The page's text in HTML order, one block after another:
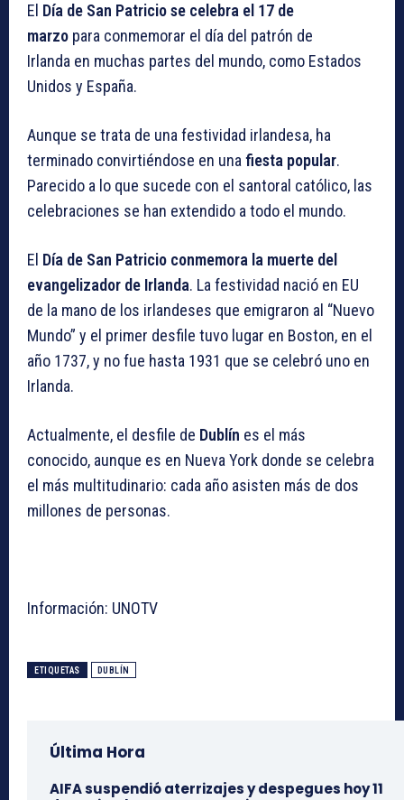
El Día de San Patricio se celebra el 17 de
marzo para conmemorar el día del patrón de
Irlanda en muchas partes del mundo, como Estados
Unidos y España.
Aunque se trata de una festividad irlandesa, ha
terminado convirtiéndose en una fiesta popular.
Parecido a lo que sucede con el santoral católico, las
celebraciones se han extendido a todo el mundo.
El Día de San Patricio conmemora la muerte del
evangelizador de Irlanda. La festividad nació en EU
de la mano de los irlandeses que emigraron al “Nuevo
Mundo” y el primer desfile tuvo lugar en Boston, en el
año 1737, y no fue hasta 1931 que se celebró uno en
Irlanda.
Actualmente, el desfile de Dublín es el más
conocido, aunque es en Nueva York donde se celebra
el más multitudinario: cada año asisten más de dos
millones de personas.
Información: UNOTV
ETIQUETAS DUBLÍN
Última Hora
AIFA suspendió aterrizajes y despegues hoy 11